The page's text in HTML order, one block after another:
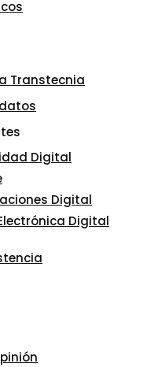
Transtecnia
Digital
Digital
Digital